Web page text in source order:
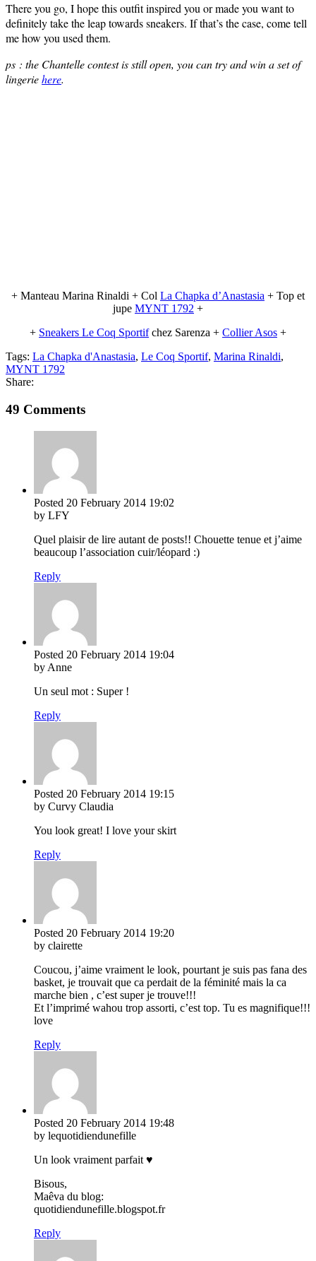
There you go, I hope this outfit inspired you or made you want to
definitely take the leap towards sneakers. If that’s the case, come tell
me how you used them.
ps : the Chantelle contest is still open, you can try and win a set of
lingeriehere.
+ Manteau Marina Rinaldi + Col La Chapka d’Anastasia + Top et
jupe MYNT 1792 +
+ Sneakers Le Coq Sportifchez Sarenza + Collier Asos +
Tags: La Chapka d'Anastasia, Le Coq Sportif, Marina Rinaldi,
MYNT 1792
Share:
49 Comments
Posted 20 February 2014 19:02
by LFY
Quel plaisir de lire autant de posts!! Chouette tenue et j’aime
beaucoup l’association cuir/léopard :)
Reply
Posted 20 February 2014 19:04
by Anne
Un seul mot : Super !
Reply
Posted 20 February 2014 19:15
by Curvy Claudia
You look great! I love your skirt
Reply
Posted 20 February 2014 19:20
by clairette
Coucou, j’aime vraiment le look, pourtant je suis pas fana des
basket, je trouvait que ca perdait de la féminité mais la ca
marche bien , c’est super je trouve!!!
Et l’imprimé wahou trop assorti, c’est top. Tu es magnifique!!!
love
Reply
Posted 20 February 2014 19:48
by lequotidiendunefille
Un look vraiment parfait ♥
Bisous,
Maêva du blog:
quotidiendunefille.blogspot.fr
Reply